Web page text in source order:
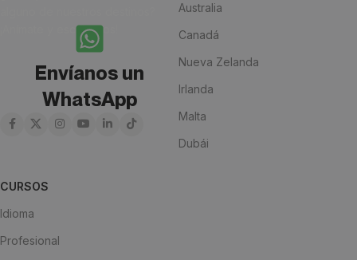
¡Anímate y escríbenos!
Envíanos un
WhatsApp
Australia
Canadá
Nueva Zelanda
Irlanda
Malta
Dubái
CURSOS
Idioma
Profesional